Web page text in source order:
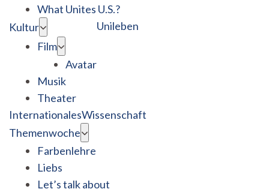
What Unites U.S.?
Kultur
Film
Avatar
Musik
Theater
Unileben
InternationalesWissenschaft
Themenwoche
Farbenlehre
Liebs
Let’s talk about